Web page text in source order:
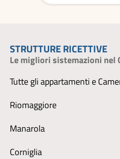
STRUTTURE RICETTIVE
Le migliori sistemazioni nel
Tutte gli appartamenti e
Riomaggiore
Manarola
Corniglia